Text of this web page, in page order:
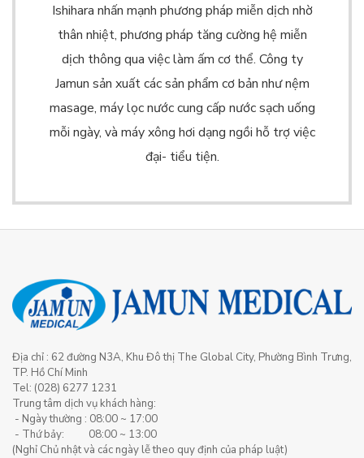
Ishihara nhấn mạnh phương pháp miễn dịch nhờ
thân nhiệt, phương pháp tăng cường hệ miễn
dịch thông qua việc làm ấm cơ thể. Công ty
Jamun sản xuất các sản phẩm cơ bản như nệm
masage, máy lọc nước cung cấp nước sạch uống
mỗi ngày, và máy xông hơi dạng ngồi hỗ trợ việc
đại- tiểu tiện.
Địa chỉ : 62 đường N3A, Khu Đô thị The Global City, Phường Bình Trưng,
TP. Hồ Chí Minh
Tel: (028) 6277 1231
Trung tâm dịch vụ khách hàng:
- Ngày thường : 08:00 ~ 17:00
- Thứ bảy: 08:00 ~ 13:00
(Nghỉ Chủ nhật và các ngày lễ theo quy định của pháp luật)